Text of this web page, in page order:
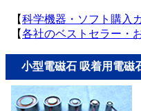
【科学機器・ソフト購入
【各社のベストセラー・
小型電磁石 吸着用電磁